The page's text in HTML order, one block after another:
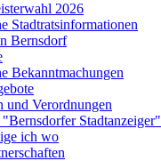
2026
Stadtratsinformationen
Bernsdorf
Bekanntmachungen
und Verordnungen
Stadtanzeiger"
ich wo